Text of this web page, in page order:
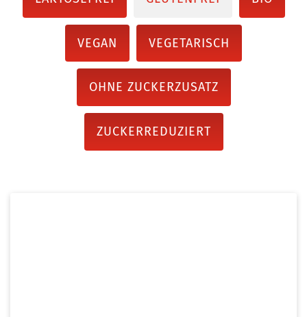
VEGAN VEGETARISCH
OHNE ZUCKERZUSATZ
ZUCKERREDUZIERT